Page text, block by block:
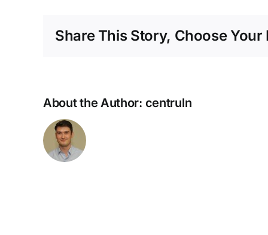
Share This Story, Choose Your
About the Author: centruln